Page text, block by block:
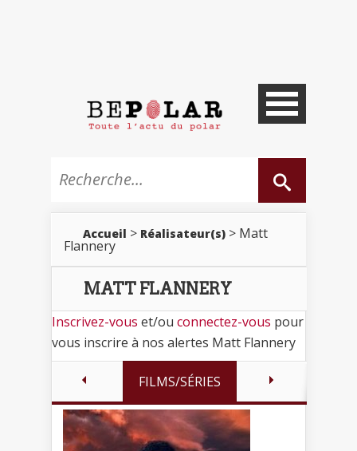
Accueil > Réalisateur(s) > Matt
Flannery
MATT FLANNERY
Inscrivez-vous et/ou connectez-vous pour
vous inscrire à nos alertes Matt Flannery
FILMS/SÉRIES